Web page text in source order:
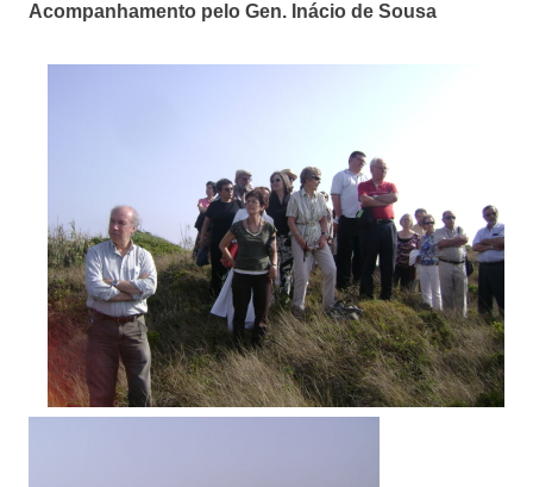
Acompanhamento pelo Gen. Inácio de Sousa